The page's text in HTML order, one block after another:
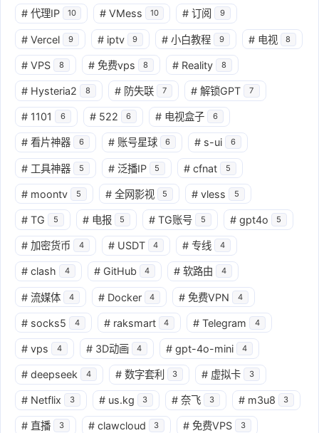
# 代理IP 10 # VMess 10 # 订阅 9
# Vercel 9 # iptv 9 # 小白教程 9 # 电视 8
# VPS 8 # 免费vps 8 # Reality 8
# Hysteria2 8 # 防失联 7 # 解锁GPT 7
# 1101 6 # 522 6 # 电视盒子 6
# 看片神器 6 # 账号星球 6 # s-ui 6
# 工具神器 5 # 泛播IP 5 # cfnat 5
# moontv 5 # 全网影视 5 # vless 5
# TG 5 # 电报 5 # TG账号 5 # gpt4o 5
# 加密货币 4 # USDT 4 # 专线 4
# clash 4 # GitHub 4 # 软路由 4
# 流媒体 4 # Docker 4 # 免费VPN 4
# socks5 4 # raksmart 4 # Telegram 4
# vps 4 # 3D动画 4 # gpt-4o-mini 4
# deepseek 4 # 数字套利 3 # 虚拟卡 3
# Netflix 3 # us.kg 3 # 奈飞 3 # m3u8 3
# 直播 3 # clawcloud 3 # 免费VPS 3